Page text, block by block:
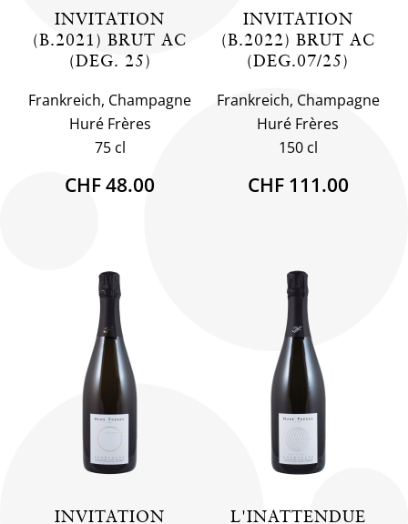
INVITATION
(B.2021) BRUT AC
(DEG. 25)
Frankreich, Champagne
Huré Frères
75 cl
CHF 48.00
INVITATION
(B.2022) BRUT AC
(DEG.07/25)
Frankreich, Champagne
Huré Frères
150 cl
CHF 111.00
INVITATION
L'INATTENDUE